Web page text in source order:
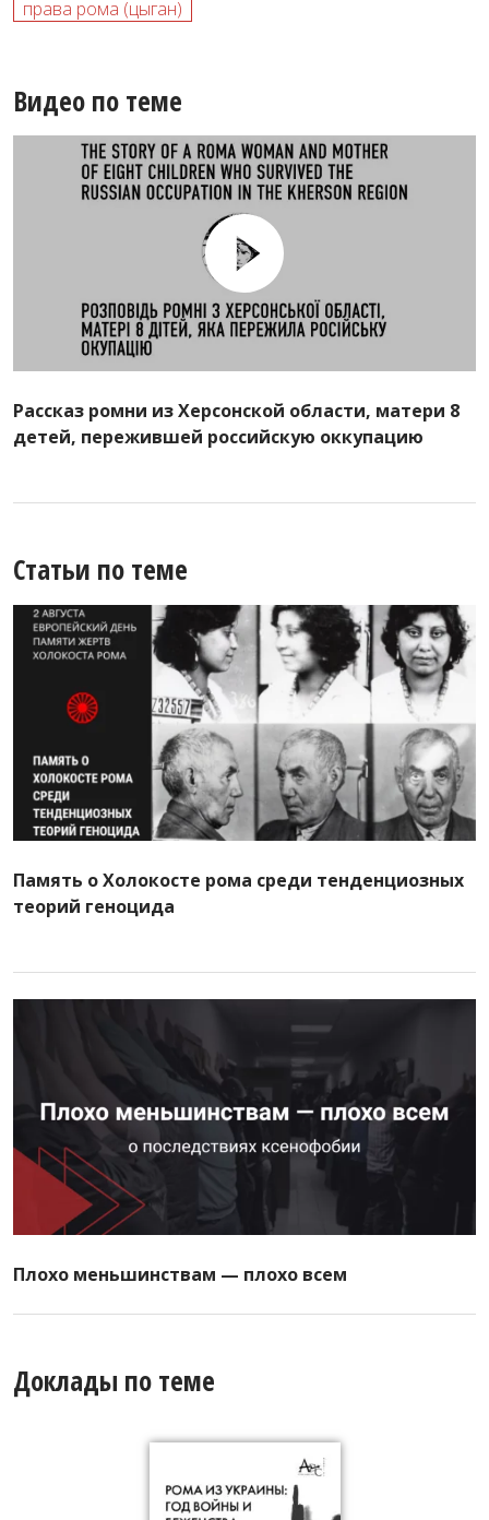
права рома (цыган)
Видео по теме
Рассказ ромни из Херсонской области, матери 8
детей, пережившей российскую оккупацию
Статьи по теме
Память о Холокосте рома среди тенденциозных
теорий геноцида
Плохо меньшинствам — плохо всем
Доклады по теме